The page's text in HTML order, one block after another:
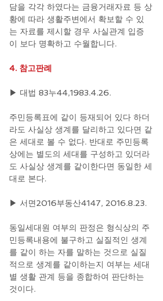
담을 각각 하였다는 금융거래자료 등 상
황에 따라 생활주변에서 확보할 수 있
는 자료를 제시할 경우 사실관계 입증
이 보다 명확하고 수월합니다.
4. 참고판례
▶ 대법 83누44,1983.4.26.
주민등록표에 같이 등재되어 있다 하더
라도 사실상 생계를 달리하고 있다면 같
은 세대로 볼 수 없다. 반대로 주민등록
상에는 별도의 세대를 구성하고 있더라
도 사실상 생계를 같이한다면 동일한 세
대로 본다.
▶ 서면2016부동산4147, 2016.8.23.
동일세대원 여부의 판정은 형식상의 주
민등록내용에 불구하고 실질적인 생계
를 같이 하는 자를 말하는 것으로 실질
적으로 생계를 같이하는지 여부는 세대
별 생활 관계 등을 종합하여 판단하는
것이다.